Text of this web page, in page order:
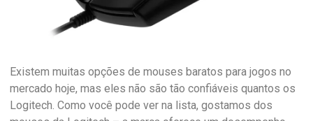
Existem muitas opções de mouses baratos para jogos no
mercado hoje, mas eles não são tão confiáveis ​​quantos os
Logitech. Como você pode ver na lista, gostamos dos